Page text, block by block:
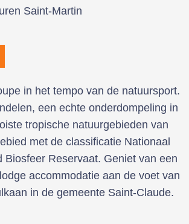
Saint-Martin
in het tempo van de natuursport.
een echte onderdompeling in
tropische natuurgebieden van
met de classificatie Nationaal
Biosfeer Reservaat. Geniet van een
accommodatie aan de voet van
in de gemeente Saint-Claude.